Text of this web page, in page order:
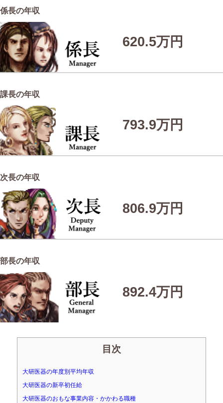
係長の年収
620.5万円
課長の年収
793.9万円
次長の年収
806.9万円
部長の年収
892.4万円
目次
大研医器の年度別平均年収
大研医器の新卒初任給
大研医器のおもな事業内容・かかわる職種